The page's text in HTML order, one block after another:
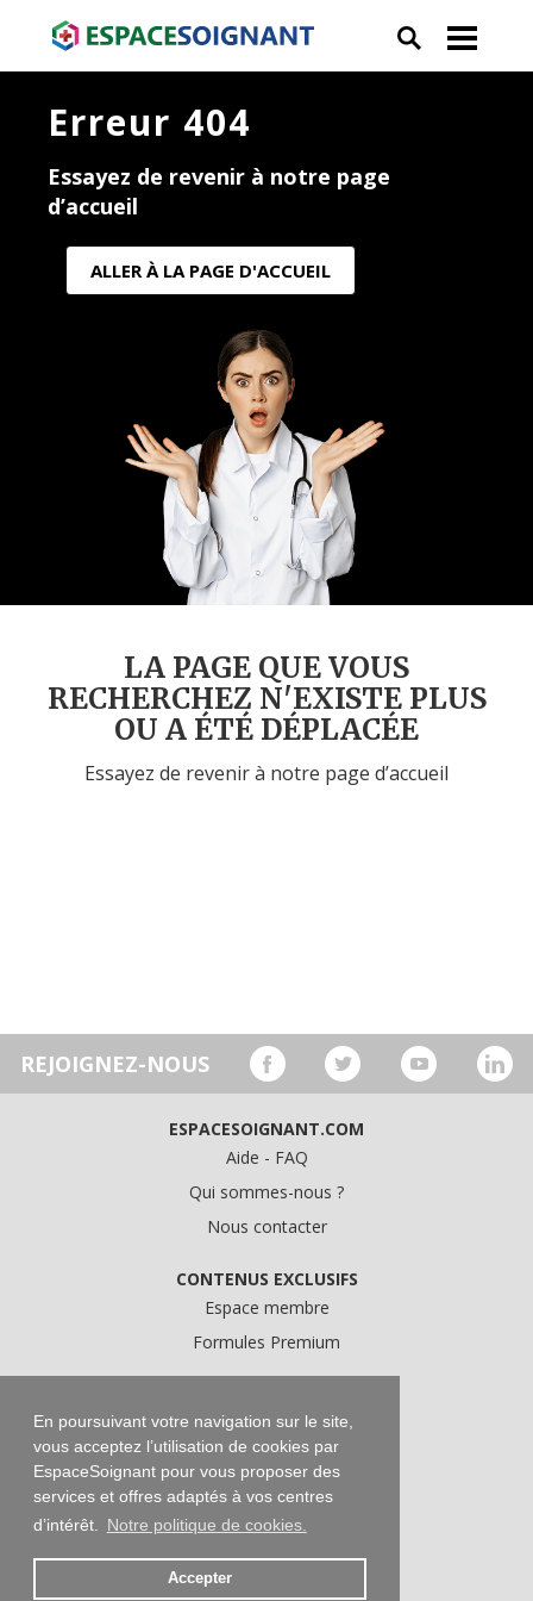
En poursuivant votre navigation sur le site,
vous acceptez l’utilisation de cookies par
EspaceSoignant pour vous proposer des
services et offres adaptés à vos centres
d’intérêt.
Notre politique de cookies.
Accepter
Erreur 404
Essayez de revenir à notre page
d’accueil
ALLER À LA PAGE D'ACCUEIL
LA PAGE QUE VOUS
RECHERCHEZ N'EXISTE PLUS
OU A ÉTÉ DÉPLACÉE
Essayez de revenir à notre page d’accueil
REJOIGNEZ-NOUS
ESPACESOIGNANT.COM
Aide - FAQ
Qui sommes-nous ?
Nous contacter
CONTENUS EXCLUSIFS
Espace membre
Formules Premium
Conditions Générales d'Utilisation
Données personnelles
Conditions Générales de Vente
Mentions légales